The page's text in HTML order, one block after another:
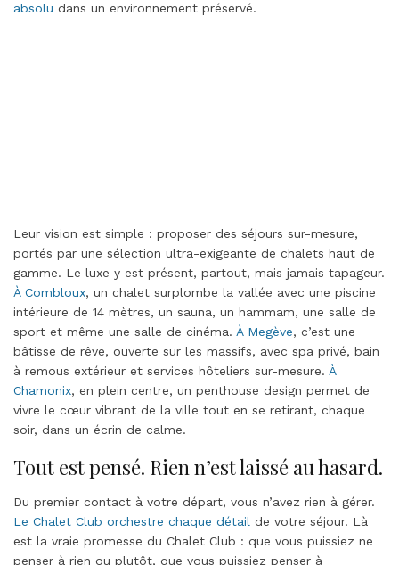
absolu dans un environnement préservé.
Leur vision est simple : proposer des séjours sur-mesure,
portés par une sélection ultra-exigeante de chalets haut de
gamme. Le luxe y est présent, partout, mais jamais tapageur.
À Combloux, un chalet surplombe la vallée avec une piscine
intérieure de 14 mètres, un sauna, un hammam, une salle de
sport et même une salle de cinéma. À Megève, c’est une
bâtisse de rêve, ouverte sur les massifs, avec spa privé, bain
à remous extérieur et services hôteliers sur-mesure. À
Chamonix, en plein centre, un penthouse design permet de
vivre le cœur vibrant de la ville tout en se retirant, chaque
soir, dans un écrin de calme.
Tout est pensé. Rien n’est laissé au hasard.
Du premier contact à votre départ, vous n’avez rien à gérer.
Le Chalet Club orchestre chaque détail de votre séjour. Là
est la vraie promesse du Chalet Club : que vous puissiez ne
penser à rien ou plutôt, que vous puissiez penser à